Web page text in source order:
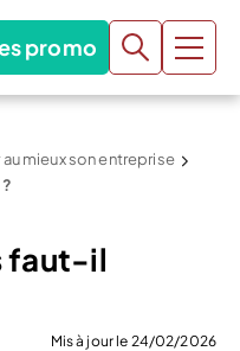
promo
mieux son entreprise
faut-il
Mis à jour le 24/02/2026